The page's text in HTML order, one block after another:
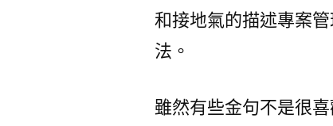
和接地氣的描述專案
法。
雖然有些金句不是很